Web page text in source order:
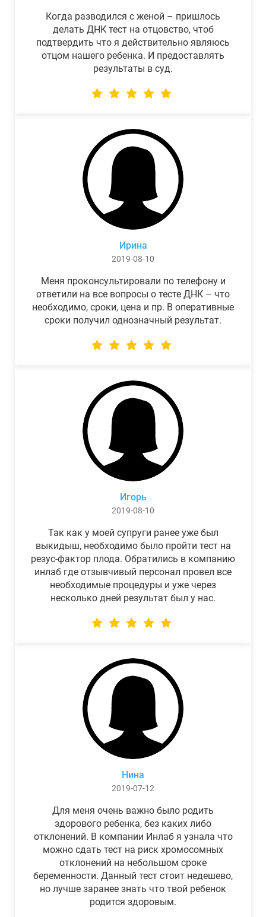
Когда разводился с женой – пришлось
делать ДНК тест на отцовство, чтоб
подтвердить что я действительно являюсь
отцом нашего ребенка. И предоставлять
результаты в суд.
Ирина
2019-08-10
Меня проконсультировали по телефону и
ответили на все вопросы о тесте ДНК – что
необходимо, сроки, цена и пр. В оперативные
сроки получил однозначный результат.
Игорь
2019-08-10
Так как у моей супруги ранее уже был
выкидыш, необходимо было пройти тест на
резус-фактор плода. Обратились в компанию
инлаб где отзывчивый персонал провел все
необходимые процедуры и уже через
несколько дней результат был у нас.
Нина
2019-07-12
Для меня очень важно было родить
здорового ребенка, без каких либо
отклонений. В компании Инлаб я узнала что
можно сдать тест на риск хромосомных
отклонений на небольшом сроке
беременности. Данный тест стоит недешево,
но лучше заранее знать что твой ребенок
родится здоровым.